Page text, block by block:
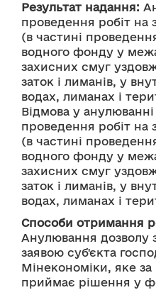
Результат надання:
проведення робіт
(в частині
водного фонду у
захисних смуг
заток і лиманів, у
водах, лиманах і
Відмова у
проведення робіт
(в частині
водного фонду у
захисних смуг
заток і лиманів, у
водах, лиманах і
Способи отримання
Анулювання дозволу
заявою суб'єкта
Мінекономіки, яке
приймає рішення у